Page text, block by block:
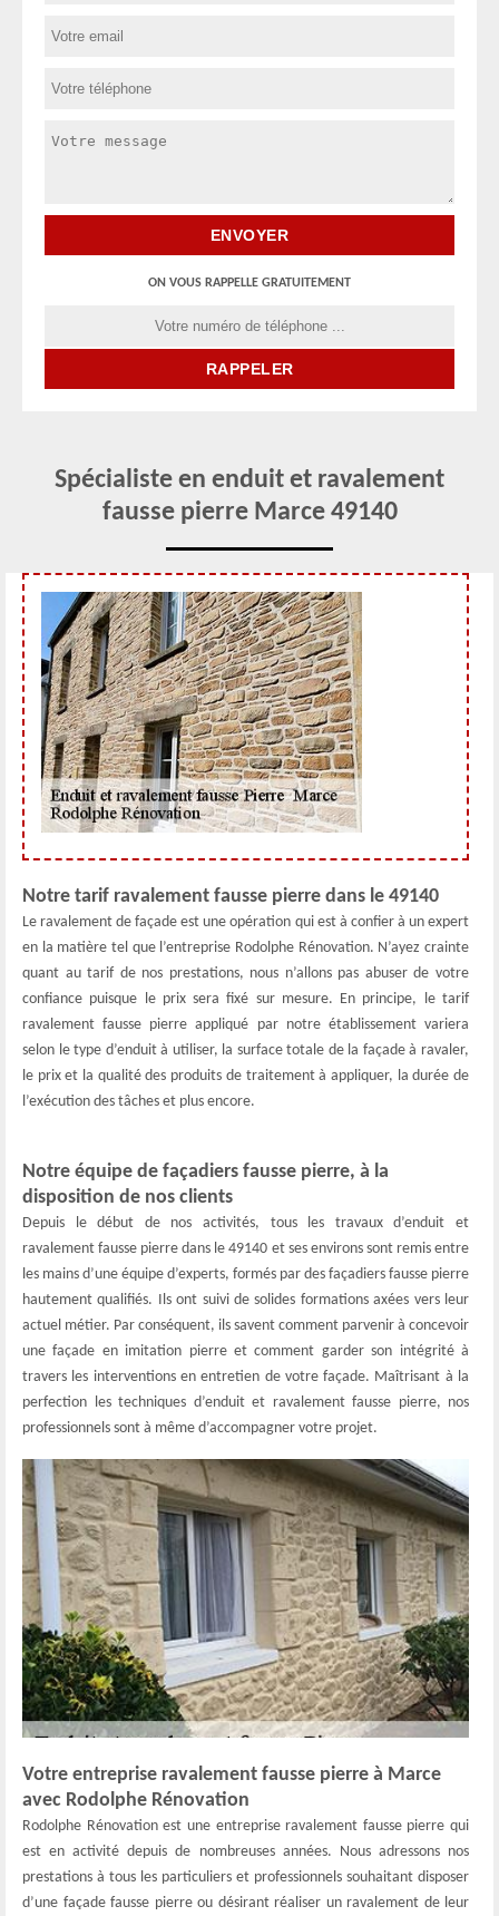
ON VOUS RAPPELLE GRATUITEMENT
Spécialiste en enduit et ravalement
fausse pierre Marce 49140
Notre tarif ravalement fausse pierre dans le 49140
Le ravalement de façade est une opération qui est à confier à un expert
en la matière tel que l’entreprise Rodolphe Rénovation. N’ayez crainte
quant au tarif de nos prestations, nous n’allons pas abuser de votre
confiance puisque le prix sera fixé sur mesure. En principe, le tarif
ravalement fausse pierre appliqué par notre établissement variera
selon le type d’enduit à utiliser, la surface totale de la façade à ravaler,
le prix et la qualité des produits de traitement à appliquer, la durée de
l’exécution des tâches et plus encore.
Notre équipe de façadiers fausse pierre, à la
disposition de nos clients
Depuis le début de nos activités, tous les travaux d’enduit et
ravalement fausse pierre dans le 49140 et ses environs sont remis entre
les mains d’une équipe d’experts, formés par des façadiers fausse pierre
hautement qualifiés. Ils ont suivi de solides formations axées vers leur
actuel métier. Par conséquent, ils savent comment parvenir à concevoir
une façade en imitation pierre et comment garder son intégrité à
travers les interventions en entretien de votre façade. Maîtrisant à la
perfection les techniques d’enduit et ravalement fausse pierre, nos
professionnels sont à même d’accompagner votre projet.
Votre entreprise ravalement fausse pierre à Marce
avec Rodolphe Rénovation
Rodolphe Rénovation est une entreprise ravalement fausse pierre qui
est en activité depuis de nombreuses années. Nous adressons nos
prestations à tous les particuliers et professionnels souhaitant disposer
d’une façade fausse pierre ou désirant réaliser un ravalement de leur